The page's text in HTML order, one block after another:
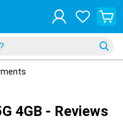
4GB - Reviews